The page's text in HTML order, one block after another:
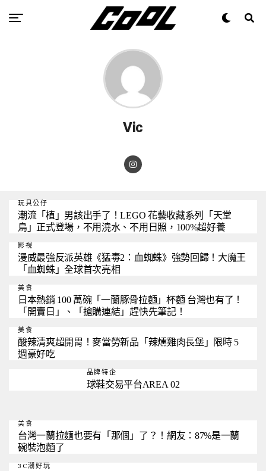
Vic
玩具公仔
潮流「植」男該出手了！LEGO 花藝收藏系列「天堂
鳥」正式登場，不用澆水、不用日照，100%超好養
影視
漫威最強反派英雄《猛毒2：血蜘蛛》強勢回歸！大魔王
「血蜘蛛」全球首次亮相
美食
日本熱銷 100 萬碗「一蘭豚骨拉麵」杯麵 台灣也有了！
「開賣日」、「搶購連結」趕快先筆記！
美食
酸辣清爽超開胃！麥當勞新品「辣燻雞肉長堡」限時 5
週豪好吃
品牌特企
球鞋交易平台AREA 02
美食
台灣一蘭拉麵也要有「那個」了？！網友：87%是一蘭
碗裝泡麵了
3C潮好玩